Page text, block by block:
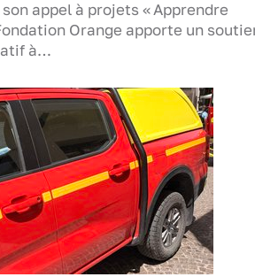
appel à projets « Apprendre
Orange apporte un
à…